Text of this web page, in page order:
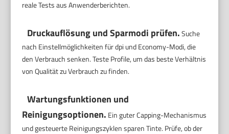
reale Tests aus Anwenderberichten.
Druckauflösung und Sparmodi prüfen.Suche
nach Einstellmöglichkeiten für dpi und Economy-Modi, die
den Verbrauch senken. Teste Profile, um das beste Verhältnis
von Qualität zu Verbrauch zu finden.
Wartungsfunktionen und
Reinigungsoptionen. Ein guter Capping-Mechanismus
und gesteuerte Reinigungszyklen sparen Tinte. Prüfe, ob der